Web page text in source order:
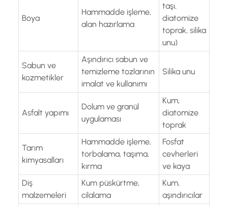
Boya
Hammadde işleme,
alan hazırlama
taşı,
diatomize
toprak, silika
unu)
Sabun ve
kozmetikler
Aşındırıcı sabun ve
temizleme tozlarının
imalat ve kullanımı
Silika unu
Asfalt yapımı
Dolum ve granül
uygulaması
Kum,
diatomize
toprak
Tarım
kimyasalları
Hammadde işleme,
torbalama, taşıma,
kırma
Fosfat
cevherleri
ve kaya
Diş
malzemeleri
Kum püskürtme,
cilalama
Kum,
aşındırıcılar